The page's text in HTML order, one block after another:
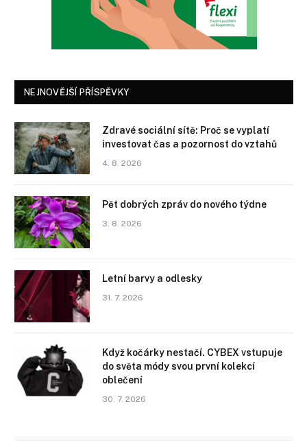
NEJNOVĚJŠÍ PŘÍSPĚVKY
Zdravé sociální sítě: Proč se vyplatí
investovat čas a pozornost do vztahů
4. 8. 2026
Pět dobrých zpráv do nového týdne
3. 8. 2026
Letní barvy a odlesky
31. 7. 2026
Když kočárky nestačí. CYBEX vstupuje
do světa módy svou první kolekcí
oblečení
30. 7. 2026